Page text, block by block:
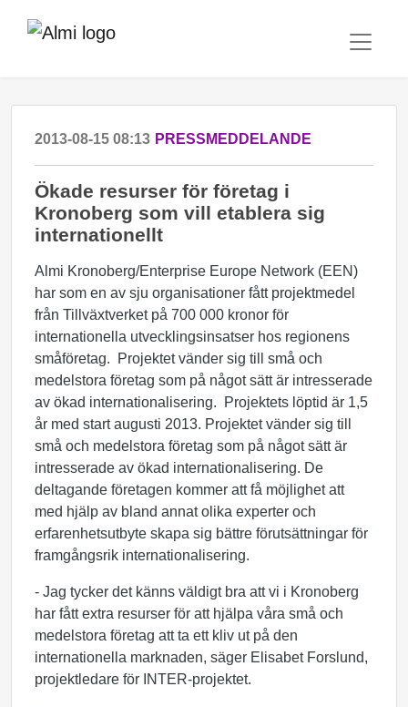
2013-08-15 08:13 PRESSMEDDELANDE
Ökade resurser för företag i
Kronoberg som vill etablera sig
internationellt
Almi Kronoberg/Enterprise Europe Network (EEN)
har som en av sju organisationer fått projektmedel
från Tillväxtverket på 700 000 kronor för
internationella utvecklingsinsatser hos regionens
småföretag. Projektet vänder sig till små och
medelstora företag som på något sätt är intresserade
av ökad internationalisering. Projektets löptid är 1,5
år med start augusti 2013. Projektet vänder sig till
små och medelstora företag som på något sätt är
intresserade av ökad internationalisering. De
deltagande företagen kommer att få möjlighet att
med hjälp av bland annat olika experter och
erfarenhetsutbyte skapa sig bättre förutsättningar för
framgångsrik internationalisering.
- Jag tycker det känns väldigt bra att vi i Kronoberg
har fått extra resurser för att hjälpa våra små och
medelstora företag att ta ett kliv ut på den
internationella marknaden, säger Elisabet Forslund,
projektledare för INTER-projektet.